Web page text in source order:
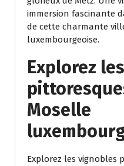
immersion fascinante
de cette charmante
luxembourgeoise.
Explorez
Moselle
Explorez les vignobles